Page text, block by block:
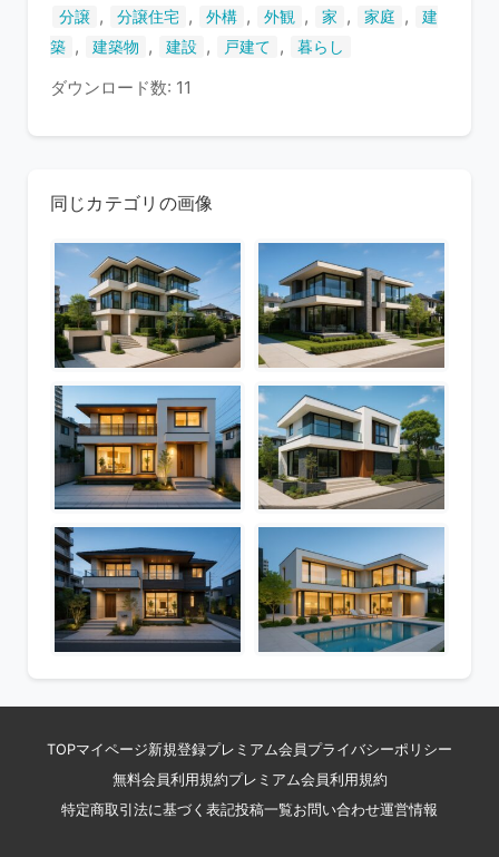
分譲 , 分譲住宅 , 外構 , 外観 , 家 , 家庭 ,
建
築 , 建築物 , 建設 , 戸建て , 暮らし
ダウンロード数: 11
同じカテゴリの画像
TOPマイページ新規登録プレミアム会員 プライバシーポリシー
無料会員利用規約プレミアム会員利用規約
特定商取引法に基づく表記投稿一覧お問い合わせ運営情報